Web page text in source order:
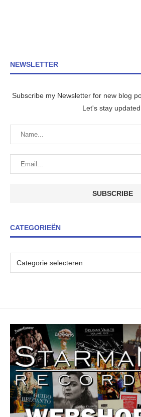
NEWSLETTER
Subscribe my Newsletter for new blog
Let's stay
CATEGORIEËN